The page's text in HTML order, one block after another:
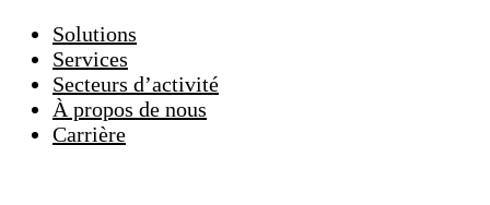
Solutions
Services
Secteurs d’activité
À propos de nous
Carrière